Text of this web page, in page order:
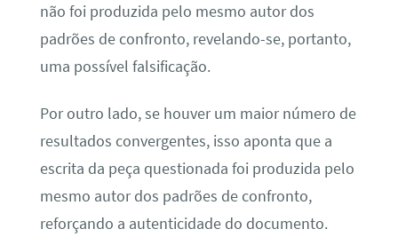
não foi produzida pelo mesmo autor dos
padrões de confronto, revelando-se, portanto,
uma possível falsificação.
Por outro lado, se houver um maior número de
resultados convergentes, isso aponta que a
escrita da peça questionada foi produzida pelo
mesmo autor dos padrões de confronto,
reforçando a autenticidade do documento.